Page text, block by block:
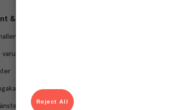
& tjänster
Reject All